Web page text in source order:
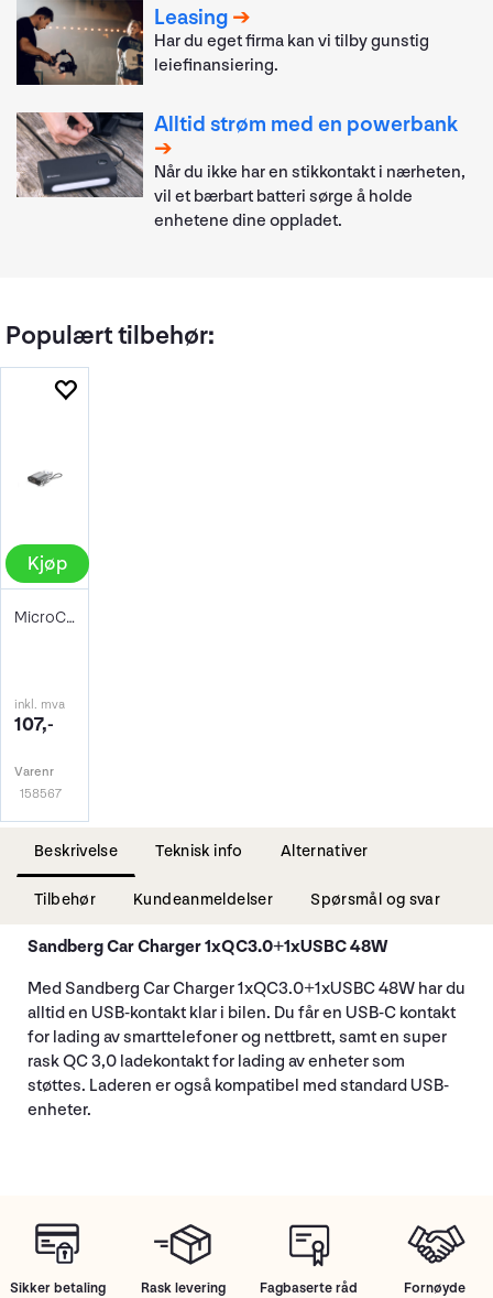
Leasing
Har du eget firma kan vi tilby gunstig
leiefinansiering.
Alltid strøm med en powerbank
Når du ikke har en stikkontakt i nærheten,
vil et bærbart batteri sørge å holde
enhetene dine oppladet.
Populært tilbehør:
Kjøp
MicroConnect USB3.0 to USB-C Adapter
inkl. mva
107,-
Varenr
158567
Beskrivelse Teknisk info Alternativer
Tilbehør Kundeanmeldelser Spørsmål og svar
Sandberg Car Charger 1xQC3.0+1xUSBC 48W
Med Sandberg Car Charger 1xQC3.0+1xUSBC 48W har du
alltid en USB-kontakt klar i bilen. Du får en USB-C kontakt
for lading av smarttelefoner og nettbrett, samt en super
rask QC 3,0 ladekontakt for lading av enheter som
støttes. Laderen er også kompatibel med standard USB-
enheter.
Sikker betaling Rask levering Fagbaserte råd
Fornøyde